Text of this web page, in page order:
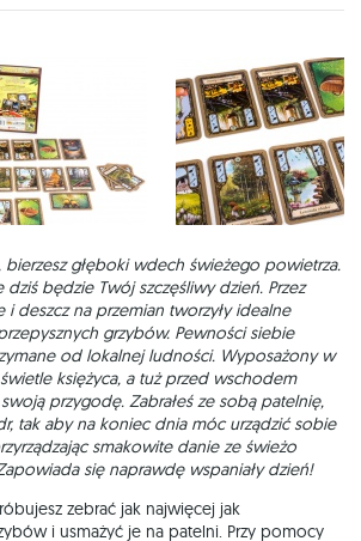
bierzesz głęboki wdech świeżego powietrza.
dziś będzie Twój szczęśliwy dzień. Przez
i deszcz na przemian tworzyły idealne
grzybów. Pewności siebie
od lokalnej ludności. Wyposażony w
księżyca, a tuż przed wschodem
przygodę. Zabrałeś ze sobą patelnię,
tak aby na koniec dnia móc urządzić sobie
smakowite danie ze świeżo
się naprawdę wspaniały dzień!
zebrać jak najwięcej jak
i usmażyć je na patelni. Przy pomocy